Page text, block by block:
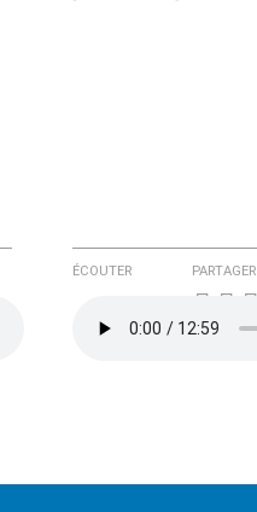
ÉCOUTER PARTAGER